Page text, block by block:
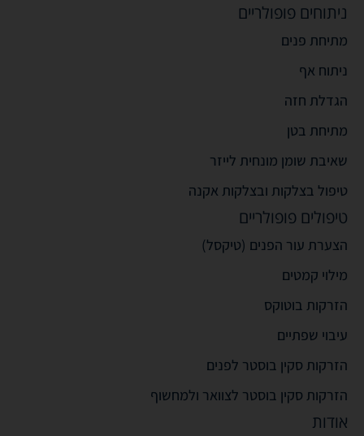
ניתוחים פופולריים
מתיחת פנים
ניתוח אף
הגדלת חזה
מתיחת בטן
שאיבת שומן מונחית לייזר
טיפול בצלקות ובצלקות אקנה
טיפולים פופולריים
הצערת עור הפנים (טיקסל)
מילוי קמטים
הזרקות בוטוקס
עיבוי שפתיים
הזרקות סקין בוסטר לפנים
הזרקות סקין בוסטר לצוואר ולמחשוף
אודות